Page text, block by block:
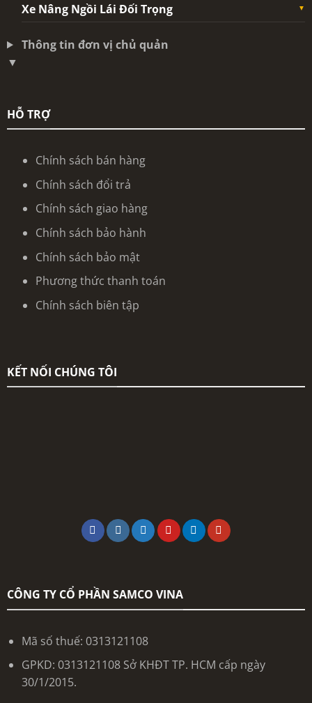
Xe Nâng Ngồi Lái Đối Trọng
Thông tin đơn vị chủ quản
▼
HỖ TRỢ
Chính sách bán hàng
Chính sách đổi trả
Chính sách giao hàng
Chính sách bảo hành
Chính sách bảo mật
Phương thức thanh toán
Chính sách biên tập
KẾT NỐI CHÚNG TÔI
CÔNG TY CỔ PHẦN SAMCO VINA
Mã số thuế: 0313121108
GPKD: 0313121108 Sở KHĐT TP. HCM cấp ngày
30/1/2015.